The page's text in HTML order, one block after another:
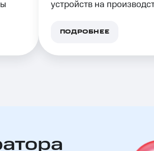
устройств на
автоматически
ПОДРОБНЕЕ